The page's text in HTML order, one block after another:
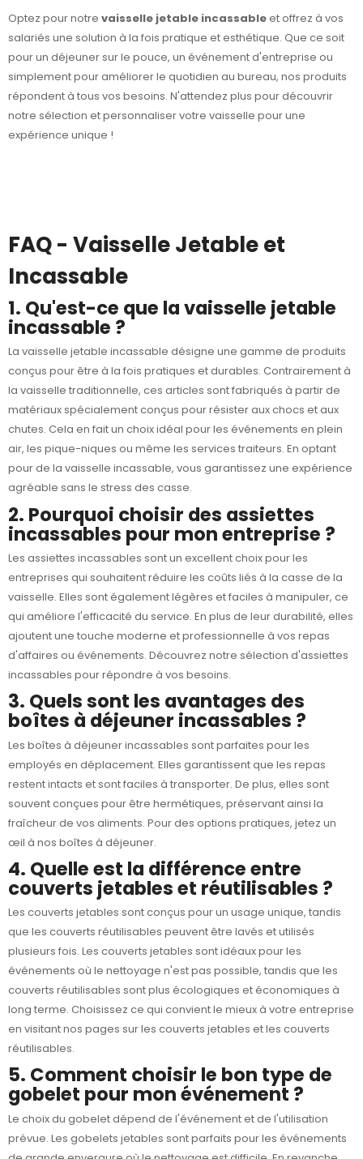
Optez pour notre vaisselle jetable incassableet offrez à vos
salariés une solution à la fois pratique et esthétique. Que ce soit
pour un déjeuner sur le pouce, un événement d'entreprise ou
simplement pour améliorer le quotidien au bureau, nos produits
répondent à tous vos besoins. N'attendez plus pour découvrir
notre sélection et personnaliser votre vaisselle pour une
expérience unique !
FAQ - Vaisselle Jetable et
Incassable
1. Qu'est-ce que la vaisselle jetable
incassable ?
La vaisselle jetable incassable désigne une gamme de produits
conçus pour être à la fois pratiques et durables. Contrairement à
la vaisselle traditionnelle, ces articles sont fabriqués à partir de
matériaux spécialement conçus pour résister aux chocs et aux
chutes. Cela en fait un choix idéal pour les événements en plein
air, les pique-niques ou même les services traiteurs. En optant
pour de la vaisselle incassable, vous garantissez une expérience
agréable sans le stress des casse.
2. Pourquoi choisir des assiettes
incassables pour mon entreprise ?
Les assiettes incassables sont un excellent choix pour les
entreprises qui souhaitent réduire les coûts liés à la casse de la
vaisselle. Elles sont également légères et faciles à manipuler, ce
qui améliore l'efficacité du service. En plus de leur durabilité, elles
ajoutent une touche moderne et professionnelle à vos repas
d'affaires ou événements. Découvrez notre sélection d'assiettes
incassables pour répondre à vos besoins.
3. Quels sont les avantages des
boîtes à déjeuner incassables ?
Les boîtes à déjeuner incassables sont parfaites pour les
employés en déplacement. Elles garantissent que les repas
restent intacts et sont faciles à transporter. De plus, elles sont
souvent conçues pour être hermétiques, préservant ainsi la
fraîcheur de vos aliments. Pour des options pratiques, jetez un
œil à nos boîtes à déjeuner.
4. Quelle est la différence entre
couverts jetables et réutilisables ?
Les couverts jetables sont conçus pour un usage unique, tandis
que les couverts réutilisables peuvent être lavés et utilisés
plusieurs fois. Les couverts jetables sont idéaux pour les
événements où le nettoyage n'est pas possible, tandis que les
couverts réutilisables sont plus écologiques et économiques à
long terme. Choisissez ce qui convient le mieux à votre entreprise
en visitant nos pages sur les couverts jetables et les couverts
réutilisables.
5. Comment choisir le bon type de
gobelet pour mon événement ?
Le choix du gobelet dépend de l'événement et de l'utilisation
prévue. Les gobelets jetables sont parfaits pour les événements